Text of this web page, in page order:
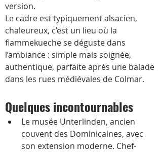
version.
Le cadre est typiquement alsacien,
chaleureux, c’est un lieu où la
flammekueche se déguste dans
l’ambiance : simple mais soignée,
authentique, parfaite après une balade
dans les rues médiévales de Colmar.
Quelques incontournables
Le musée Unterlinden, ancien
couvent des Dominicaines, avec
son extension moderne. Chef-